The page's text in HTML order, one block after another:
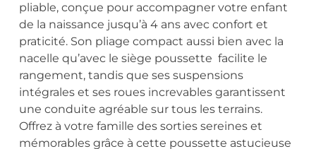
pliable, conçue pour accompagner votre enfant
de la naissance jusqu’à 4 ans avec confort et
praticité. Son pliage compact aussi bien avec la
nacelle qu’avec le siège poussette facilite le
rangement, tandis que ses suspensions
intégrales et ses roues increvables garantissent
une conduite agréable sur tous les terrains.
Offrez à votre famille des sorties sereines et
mémorables grâce à cette poussette astucieuse